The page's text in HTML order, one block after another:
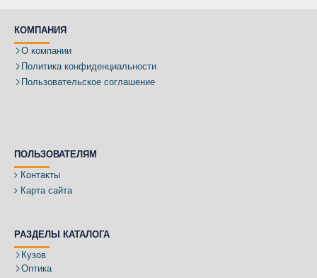
КОМПАНИЯ
О компании
Политика конфиденциальности
Пользовательское соглашение
ПОЛЬЗОВАТЕЛЯМ
Контакты
Карта сайта
РАЗДЕЛЫ КАТАЛОГА
Кузов
Оптика